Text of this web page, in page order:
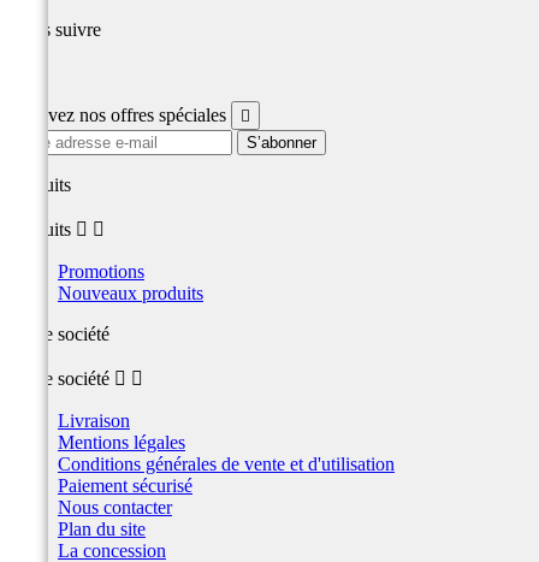
Nous suivre
Recevez nos offres spéciales 
produits
produits  
Promotions
Nouveaux produits
Notre société
Notre société  
Livraison
Mentions légales
Conditions générales de vente et d'utilisation
Paiement sécurisé
Nous contacter
Plan du site
La concession